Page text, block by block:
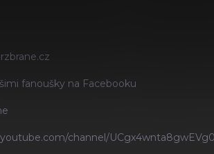
fanoušky na Facebooku
channel/